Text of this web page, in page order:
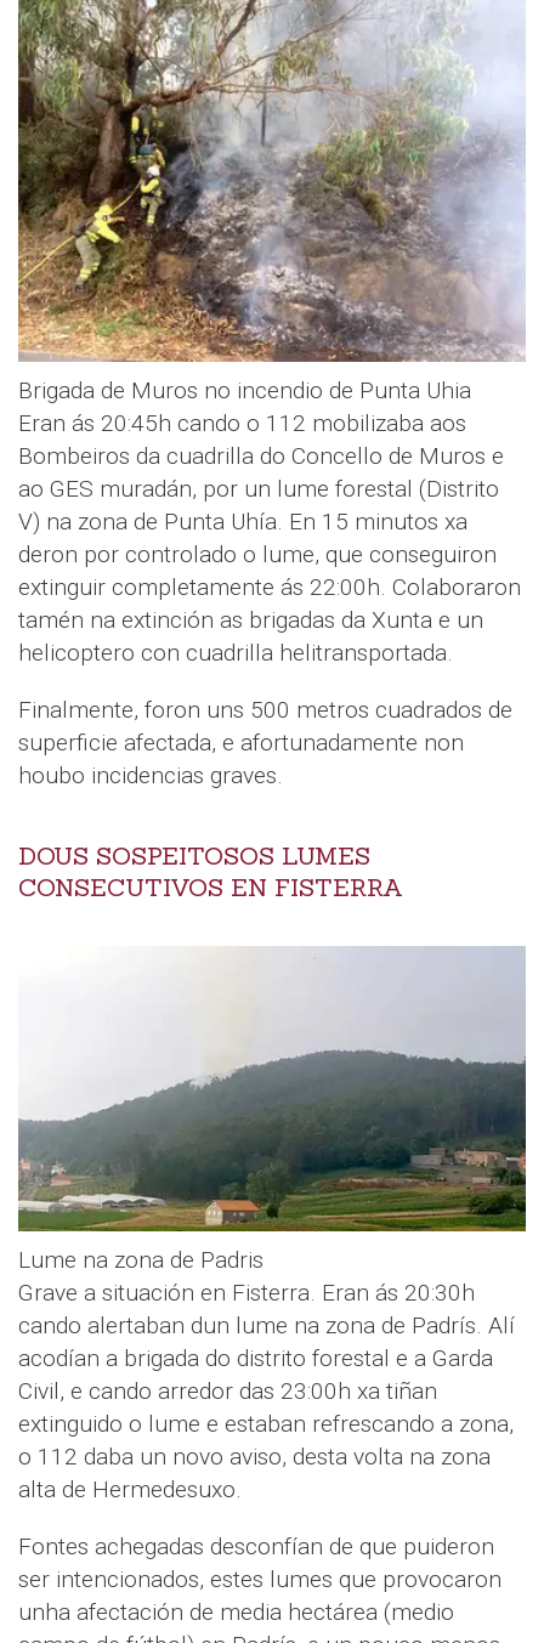
Brigada de Muros no incendio de Punta Uhia
Eran ás 20:45h cando o 112 mobilizaba aos
Bombeiros da cuadrilla do Concello de Muros e
ao GES muradán, por un lume forestal (Distrito
V) na zona de Punta Uhía. En 15 minutos xa
deron por controlado o lume, que conseguiron
extinguir completamente ás 22:00h. Colaboraron
tamén na extinción as brigadas da Xunta e un
helicoptero con cuadrilla helitransportada.
Finalmente, foron uns 500 metros cuadrados de
superficie afectada, e afortunadamente non
houbo incidencias graves.
DOUS SOSPEITOSOS LUMES
CONSECUTIVOS EN FISTERRA
Lume na zona de Padris
Grave a situación en Fisterra. Eran ás 20:30h
cando alertaban dun lume na zona de Padrís. Alí
acodían a brigada do distrito forestal e a Garda
Civil, e cando arredor das 23:00h xa tiñan
extinguido o lume e estaban refrescando a zona,
o 112 daba un novo aviso, desta volta na zona
alta de Hermedesuxo.
Fontes achegadas desconfían de que puideron
ser intencionados, estes lumes que provocaron
unha afectación de media hectárea (medio